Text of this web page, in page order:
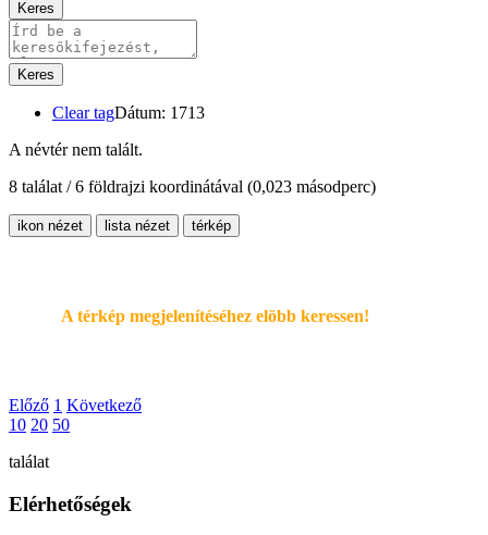
Keres
Keres
Clear tagDátum: 1713
A névtér nem talált.
8 találat / 6 földrajzi koordinátával (0,023 másodperc)
ikon nézet lista nézet térkép
A térkép megjelenítéséhez elöbb keressen!
Előző 1 Következő
10 20 50
találat
Elérhetőségek